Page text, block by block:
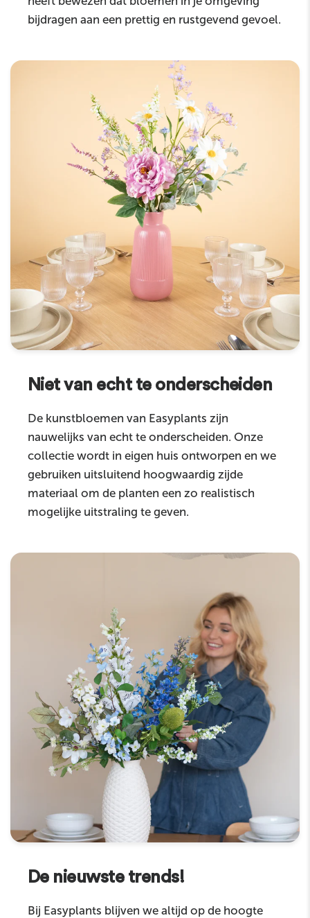
bijdragen aan een prettig en rustgevend gevoel.
Niet van echt te onderscheiden
De kunstbloemen van Easyplants zijn
nauwelijks van echt te onderscheiden. Onze
collectie wordt in eigen huis ontworpen en we
gebruiken uitsluitend hoogwaardig zijde
materiaal om de planten een zo realistisch
mogelijke uitstraling te geven.
De nieuwste trends!
Bij Easyplants blijven we altijd op de hoogte